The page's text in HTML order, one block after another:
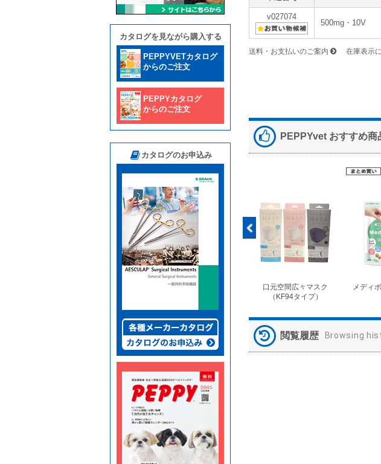
カタログを見ながら購入する
PEPPYVETカタログ
からのご注文
PEPPYカタログ
からのご注文
カタログのお申込み
v027074
500mg・10V
送料・お支払いのご案内 在庫表示
PEPPYvet おすすめ商
ペピイマジカルシーツ
口元空間広々マスク
（KF94タイプ）
メディ
閲覧履歴 Browsing